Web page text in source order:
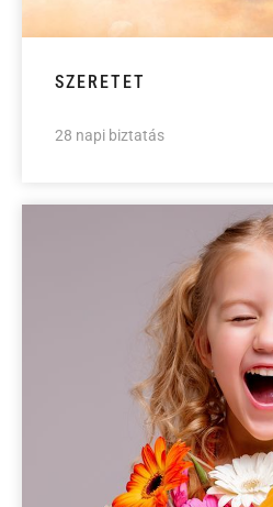
SZERETET
28 napi biztatás